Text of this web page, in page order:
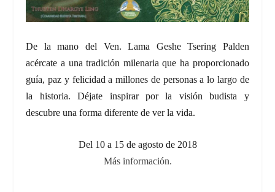
De la mano del Ven. Lama Geshe Tsering Palden
acércate a una tradición milenaria que ha proporcionado
guía, paz y felicidad a millones de personas a lo largo de
la historia. Déjate inspirar por la visión budista y
descubre una forma diferente de ver la vida.
Del 10 a 15 de agosto de 2018
Más información.